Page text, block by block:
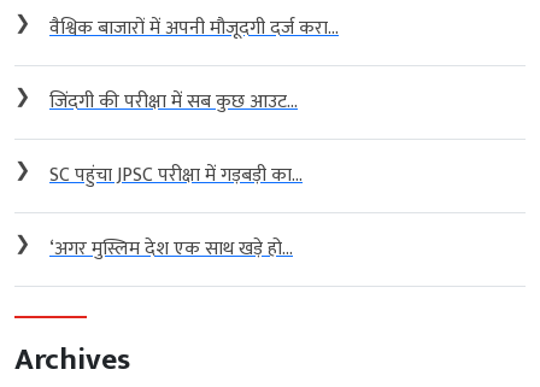
❯ वैश्विक बाजारों में अपनी मौजूदगी दर्ज करा...
❯ जिंदगी की परीक्षा में सब कुछ आउट...
❯ SC पहुंचा JPSC परीक्षा में गड़बड़ी का...
❯ ‘अगर मुस्लिम देश एक साथ खड़े हो...
Archives